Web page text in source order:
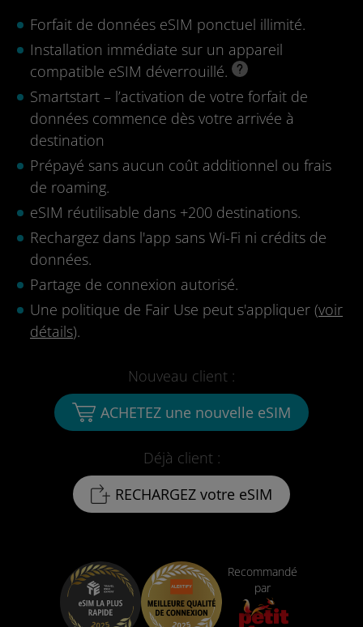
Forfait de données eSIM ponctuel illimité.
Installation immédiate sur un appareil
compatible eSIM déverrouillé.
Smartstart – l’activation de votre forfait de
données commence dès votre arrivée à
destination
Prépayé sans aucun coût additionnel ou frais
de roaming.
eSIM réutilisable dans +200 destinations.
Rechargez dans l'app sans Wi-Fi ni crédits de
données.
Partage de connexion autorisé.
Une politique de Fair Use peut s'appliquer (voir
détails).
Déjà client :
RECHARGEZ votre eSIM
Nouveau client :
ACHETEZ une nouvelle eSIM
Recommandé
par